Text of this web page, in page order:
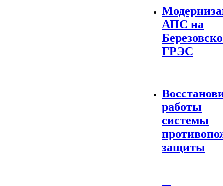
АПС на
ГРЭС
работы
системы
защиты